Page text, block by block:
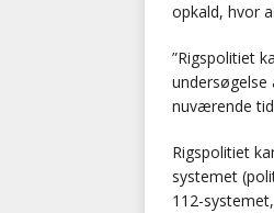
opkald, hvor
”Rigspolitiet
undersøgelse
nuværende
Rigspolitiet
systemet
112-